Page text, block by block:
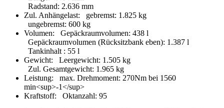
Radstand: 2.636 mm
Zul. Anhängelast:
gebremst: 1.825 kg
ungebremst: 600 kg
Volumen:
Gepäckraumvolumen: 438 l
Gepäckraumvolumen (Rücksitzbank eben): 1.387 l
Tankinhalt : 55 l
Gewicht:
Leergewicht: 1.505 kg
Zul. Gesamtgewicht: 1.965 kg
Leistung:
max. Drehmoment: 270Nm bei 1560
min<sup>-1</sup>
Kraftstoff:
Oktanzahl: 95